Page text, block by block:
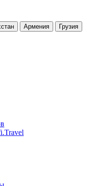
Армения
Грузия